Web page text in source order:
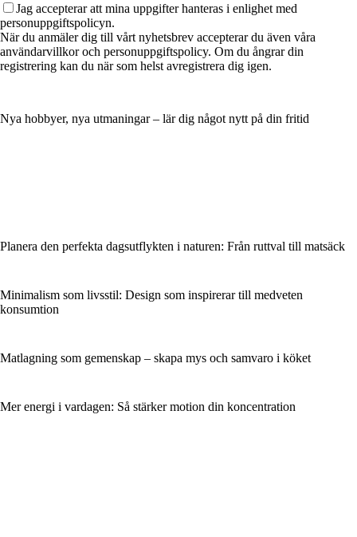
Jag accepterar att mina uppgifter hanteras i enlighet med
personuppgiftspolicyn.
När du anmäler dig till vårt nyhetsbrev accepterar du även våra
användarvillkor och personuppgiftspolicy. Om du ångrar din
registrering kan du när som helst avregistrera dig igen.
Nya hobbyer, nya utmaningar – lär dig något nytt på din fritid
Planera den perfekta dagsutflykten i naturen: Från ruttval till matsäck
Minimalism som livsstil: Design som inspirerar till medveten
konsumtion
Matlagning som gemenskap – skapa mys och samvaro i köket
Mer energi i vardagen: Så stärker motion din koncentration